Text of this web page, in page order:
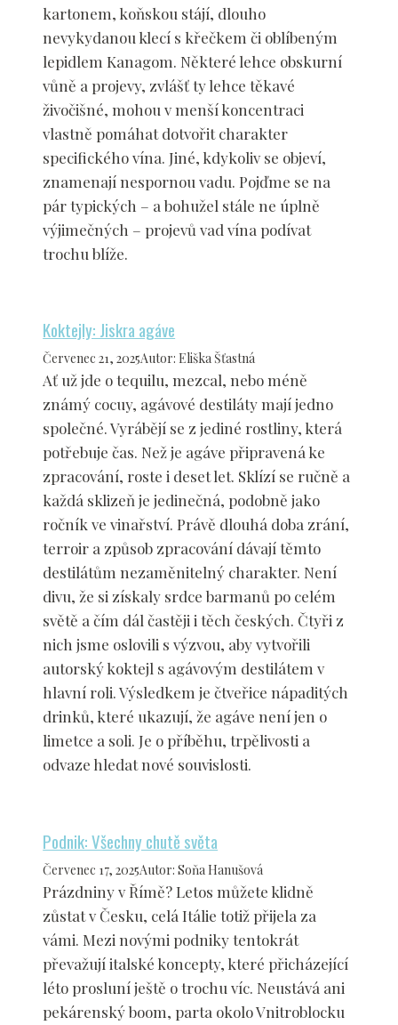
kartonem, koňskou stájí, dlouho
nevykydanou klecí s křečkem či oblíbeným
lepidlem Kanagom. Některé lehce obskurní
vůně a projevy, zvlášť ty lehce těkavé
živočišné, mohou v menší koncentraci
vlastně pomáhat dotvořit charakter
specifického vína. Jiné, kdykoliv se objeví,
znamenají nespornou vadu. Pojďme se na
pár typických – a bohužel stále ne úplně
výjimečných – projevů vad vína podívat
trochu blíže.
Koktejly: Jiskra agáve
Červenec 21, 2025Autor: Eliška Šťastná
Ať už jde o tequilu, mezcal, nebo méně
známý cocuy, agávové destiláty mají jedno
společné. Vyrábějí se z jediné rostliny, která
potřebuje čas. Než je agáve připravená ke
zpracování, roste i deset let. Sklízí se ručně a
každá sklizeň je jedinečná, podobně jako
ročník ve vinařství. Právě dlouhá doba zrání,
terroir a způsob zpracování dávají těmto
destilátům nezaměnitelný charakter. Není
divu, že si získaly srdce barmanů po celém
světě a čím dál častěji i těch českých. Čtyři z
nich jsme oslovili s výzvou, aby vytvořili
autorský koktejl s agávovým destilátem v
hlavní roli. Výsledkem je čtveřice nápaditých
drinků, které ukazují, že agáve není jen o
limetce a soli. Je o příběhu, trpělivosti a
odvaze hledat nové souvislosti.
Podnik: Všechny chutě světa
Červenec 17, 2025Autor: Soňa Hanušová
Prázdniny v Římě? Letos můžete klidně
zůstat v Česku, celá Itálie totiž přijela za
vámi. Mezi novými podniky tentokrát
převažují italské koncepty, které přicházející
léto prosluní ještě o trochu víc. Neustává ani
pekárenský boom, parta okolo Vnitroblocku